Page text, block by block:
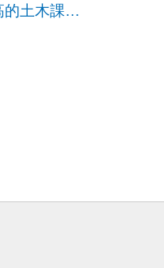
土木題庫班全新開課！CP值最高的土木課程只在【TKB百官網】